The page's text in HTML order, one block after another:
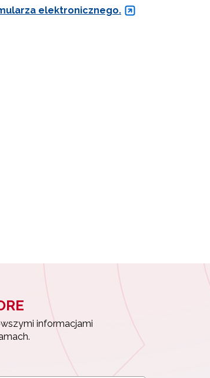
elektronicznego.
informacjami